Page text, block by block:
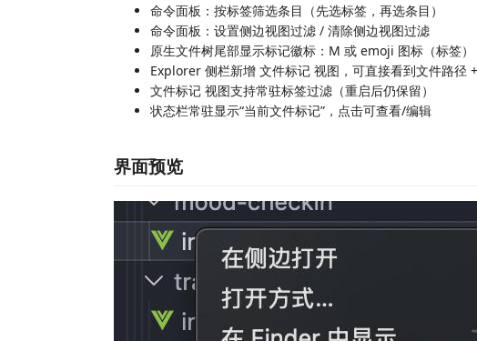
命令面板：按标签筛选条目（先选标签，再选条目）
命令面板：设置侧边视图过滤 / 清除侧边视图过滤
原生文件树尾部显示标记徽标：M 或 emoji 图标（标签）
Explorer 侧栏新增 文件标记 视图，可直接看到文件路径
文件标记 视图支持常驻标签过滤（重启后仍保留）
状态栏常驻显示“当前文件标记”，点击可查看/编辑
界面预览